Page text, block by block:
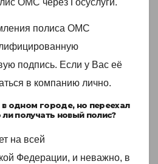
ОМС через Госуслуги.
полиса ОМС
подпись. Если у Вас её
в компанию лично.
одном городе, но переехал
получать новый полис?
на всей
Федерации, и неважно, в